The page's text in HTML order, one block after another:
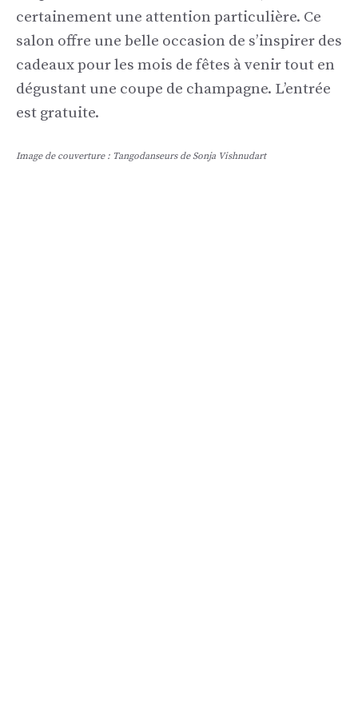
certainement une attention particulière. Ce
salon offre une belle occasion de s’inspirer des
cadeaux pour les mois de fêtes à venir tout en
dégustant une coupe de champagne. L’entrée
est gratuite.
Image de couverture : Tangodanseurs de Sonja Vishnudart